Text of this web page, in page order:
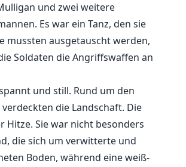
und zwei weitere
Es war ein Tanz, den sie
mussten ausgetauscht werden,
Soldaten die Angriffswaffen an
und still. Rund um den
die Landschaft. Die
Hitze. Sie war nicht besonders
die sich um verwitterte und
Boden, während eine weiß-